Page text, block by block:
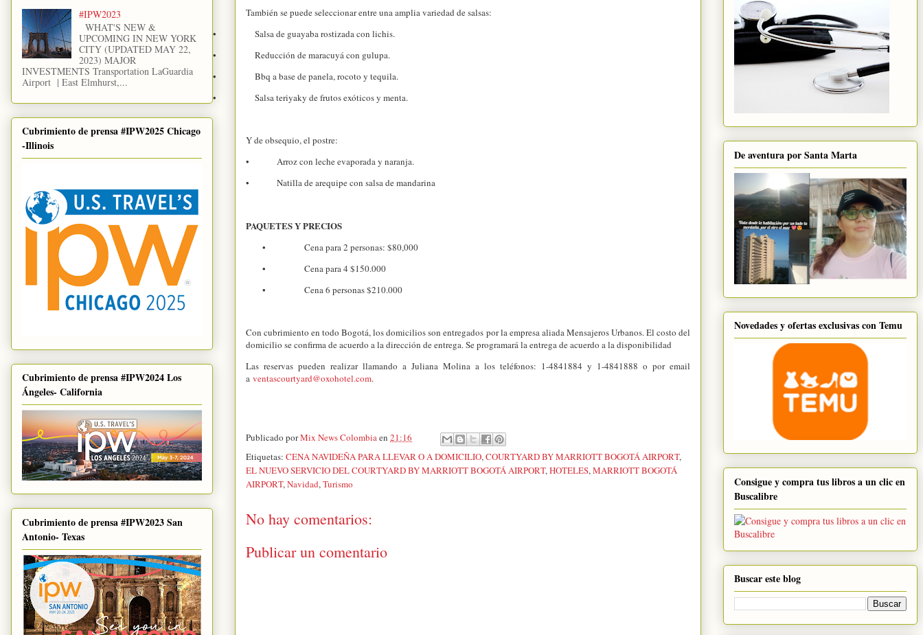
También se puede seleccionar entre una amplia variedad de salsas:
•
Salsa de guayaba rostizada con lichis.
•
Reducción de maracuyá con gulupa.
•
Bbq a base de panela, rocoto y tequila.
•
Salsa teriyaky de frutos exóticos y menta.
Y de obsequio, el postre:
• Arroz con leche evaporada y naranja.
• Natilla de arequipe con salsa de mandarina
PAQUETES Y PRECIOS
•
Cena para 2 personas: $80,000
•
Cena para 4 $150.000
•
Cena 6 personas $210.000
Con cubrimiento en todo Bogotá, los domicilios son entregados por la empresa aliada Mensajeros Urbanos. El costo del
domicilio se confirma de acuerdo a la dirección de entrega. Se programará la entrega de acuerdo a la disponibilidad
Las reservas pueden realizar llamando a Juliana Molina a los teléfonos: 1-4841884 y 1-4841888 o por email
a ventascourtyard@oxohotel.com.
Publicado porMix News Colombiaen 21:16
Etiquetas: CENA NAVIDEÑA PARA LLEVAR O A DOMICILIO,COURTYARD BY MARRIOTT BOGOTÁ AIRPORT,
EL NUEVO SERVICIO DEL COURTYARD BY MARRIOTT BOGOTÁ AIRPORT,HOTELES,MARRIOTT BOGOTÁ
AIRPORT,Navidad,Turismo
No hay comentarios:
Publicar un comentario
#IPW2023
WHAT'S NEW &
UPCOMING IN NEW YORK
CITY (UPDATED MAY 22,
2023) MAJOR
INVESTMENTS Transportation LaGuardia
Airport | East Elmhurst,...
Cubrimiento de prensa #IPW2025 Chicago
-Illinois
Cubrimiento de prensa #IPW2024 Los
Ángeles- California
Cubrimiento de prensa #IPW2023 San
Antonio- Texas
De aventura por Santa Marta
Novedades y ofertas exclusivas con Temu
Consigue y compra tus libros a un clic en
Buscalibre
Buscar este blog